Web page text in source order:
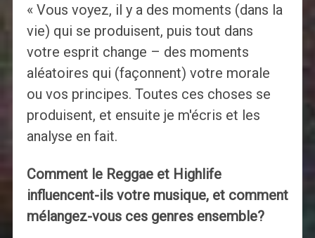
« Vous voyez, il y a des moments (dans la
vie) qui se produisent, puis tout dans
votre esprit change – des moments
aléatoires qui (façonnent) votre morale
ou vos principes. Toutes ces choses se
produisent, et ensuite je m'écris et les
analyse en fait.
Comment le Reggae et Highlife
influencent-ils votre musique, et comment
mélangez-vous ces genres ensemble?